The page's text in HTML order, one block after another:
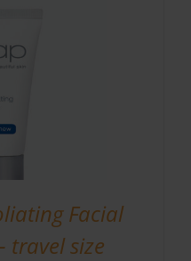
Facial
travel size